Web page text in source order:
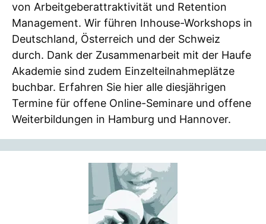
von Arbeitgeberattraktivität und Retention
Management. Wir führen Inhouse-Workshops in
Deutschland, Österreich und der Schweiz
durch. Dank der Zusammenarbeit mit der Haufe
Akademie sind zudem Einzelteilnahmeplätze
buchbar. Erfahren Sie hier alle diesjährigen
Termine für offene Online-Seminare und offene
Weiterbildungen in Hamburg und Hannover.